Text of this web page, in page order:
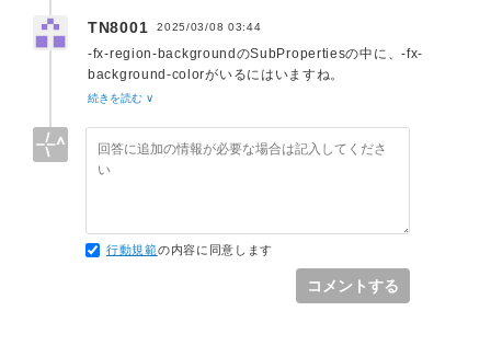
TN8001 2025/03/08 03:44
-fx-region-backgroundのSubPropertiesの中に、-fx-
background-colorがいるにはいますね。
[css - JavaFx: How to get the corresponding stylesheet
現実的にはbackgroundPropertyを監視するのが手軽では？
なんとなくXY問題な気がします。
[XY問題 - Wikipedia]
https://ja.wikipedia.org/wiki/XY%E5%95%8F%E9%A1%
続きを読む ∨
行動規範の内容に同意します
コメントする